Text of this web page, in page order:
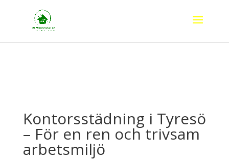
Kontorsstädning i Tyresö
– För en ren och trivsam
arbetsmiljö